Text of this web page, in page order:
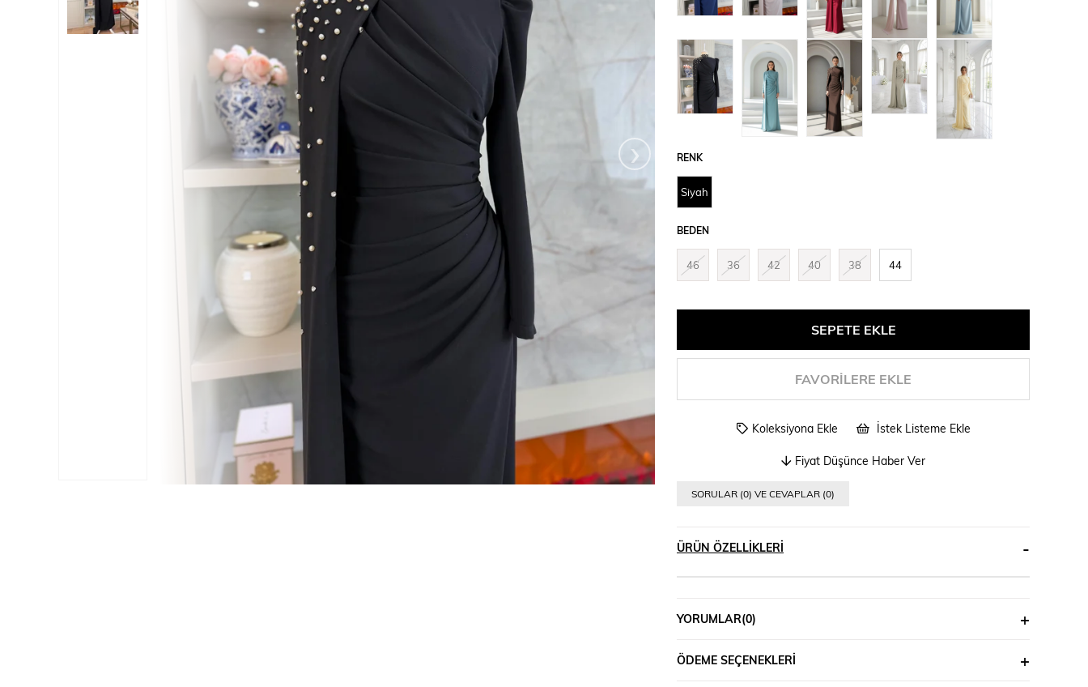
› RENK
Siyah
BEDEN
46 36 42 40 38 44
FAVORILERE EKLE
Koleksiyona Ekle İstek Listeme Ekle
Fiyat Düşünce Haber Ver
SORULAR (0) VE CEVAPLAR (0)
ÜRÜN ÖZELLIKLERI
YORUMLAR(0)
ÖDEME SEÇENEKLERI